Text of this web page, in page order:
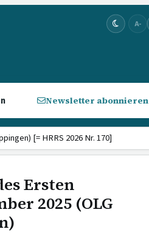
A-
Newsletter abonnieren
[= HRRS 2026 Nr. 170]
Ersten
2025 (OLG